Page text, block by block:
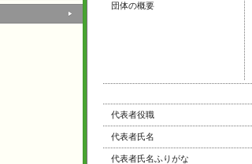
団体の概要
代表者役職
代表者氏名
代表者氏名ふりがな